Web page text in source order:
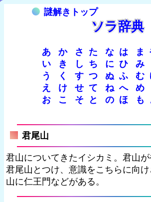
謎解きトップ
ソラ辞典
あ か さ た な は ま
い
き し ち に ひ み
う
く す つ ぬ ふ む
え
け せ て ね へ め
お
こ そ と の ほ も
君尾山
君山についてきたイシカミ。君山
君尾山とつけ、意識をこちらに向
山に仁王門などがある。